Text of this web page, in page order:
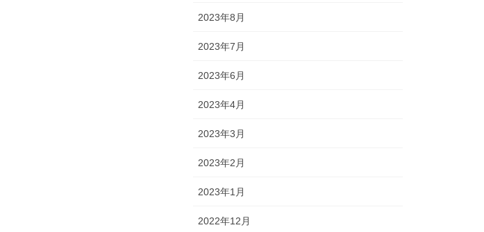
2023年8月
2023年7月
2023年6月
2023年4月
2023年3月
2023年2月
2023年1月
2022年12月